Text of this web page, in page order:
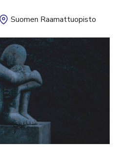
Suomen Raamattuopisto